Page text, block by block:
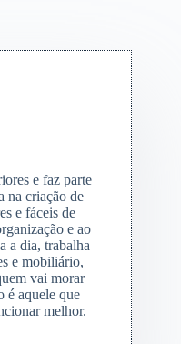
e faz parte
na criação de
e fáceis de
e ao
a dia, trabalha
e mobiliário,
vai morar
é aquele que
melhor.